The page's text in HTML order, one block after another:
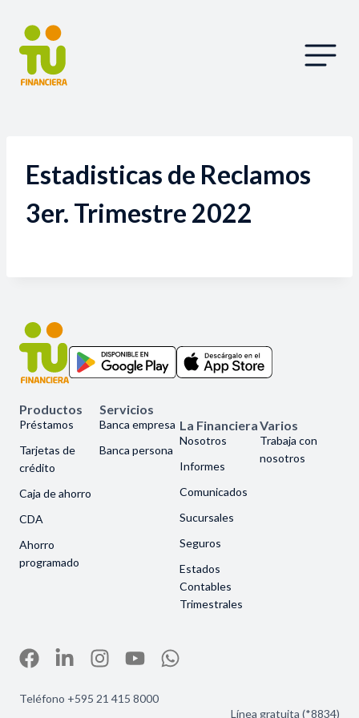
Estadisticas de Reclamos
3er. Trimestre 2022
Productos
Préstamos
Tarjetas de
crédito
Caja de ahorro
CDA
Ahorro
programado
Servicios
Banca empresa
Banca persona
La Financiera
Nosotros
Informes
Comunicados
Sucursales
Seguros
Estados
Contables
Trimestrales
Varios
Trabaja con
nosotros
Teléfono +595 21 415 8000
Línea gratuita (*8834)